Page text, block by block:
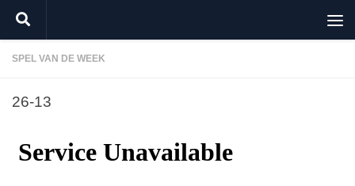
Doorgaan naar inhoud
SPEL VAN DE WEEK
26-13